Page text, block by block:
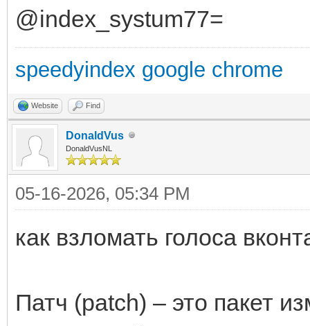
@index_systum77=
speedyindex google chrome
Website Find
DonaldVus
DonaldVusNL
05-16-2026, 05:34 PM
как взломать голоса
Патч (patch) – это пакет